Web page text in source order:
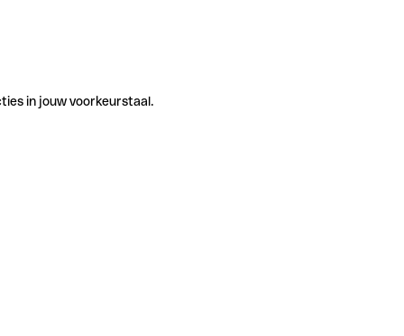
in jouw voorkeurstaal.